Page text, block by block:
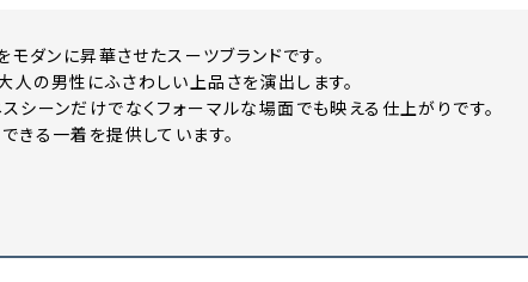
ダンに昇華させたスーツブランドです。
の男性にふさわしい上品さを演出します。
シーンだけでなくフォーマルな場面でも映える仕上がりです。
きる一着を提供しています。